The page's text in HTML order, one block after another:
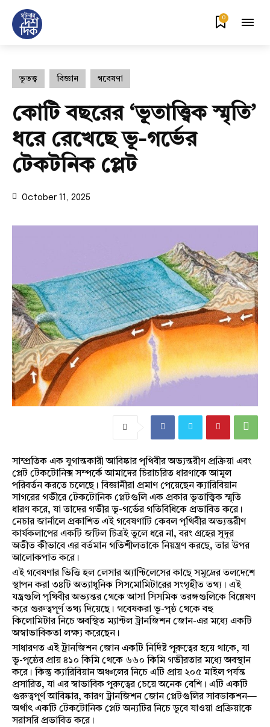
0
ভূতত্ত্ব বিজ্ঞান গবেষণা
কোটি বছরের ‘ভূতাত্ত্বিক স্মৃতি’
ধরে রেখেছে ভূ-গর্ভের
টেকটনিক প্লেট
October 11, 2025
সাম্প্রতিক এক যুগান্তকারী আবিষ্কার পৃথিবীর অভ্যন্তরীণ প্রক্রিয়া এবং
প্লেট টেকটোনিক্স সম্পর্কে আমাদের চিরাচরিত ধারণাকে আমূল
পরিবর্তন করতে চলেছে। বিজ্ঞানীরা প্রমাণ পেয়েছেন ক্যারিবিয়ান
সাগরের গভীরে টেকটোনিক প্লেটগুলি এক প্রকার ভূতাত্ত্বিক স্মৃতি
ধারণ করে, যা তাদের গভীর ভূ-গর্ভের গতিবিধিকে প্রভাবিত করে।
নেচার জার্নালে প্রকাশিত এই গবেষণাটি কেবল পৃথিবীর অভ্যন্তরীণ
কার্যকলাপের একটি জটিল চিত্রই তুলে ধরে না, বরং গ্রহের সুদূর
অতীত কীভাবে এর বর্তমান গতিশীলতাকে নিয়ন্ত্রণ করছে, তার উপর
আলোকপাত করে।
এই গবেষণার ভিত্তি হল লেসার অ্যান্টিলেসের কাছে সমুদ্রের তলদেশে
স্থাপন করা ৩৪টি অত্যাধুনিক সিসমোমিটারের সংগৃহীত তথ্য। এই
যন্ত্রগুলি পৃথিবীর অভ্যন্তর থেকে আসা সিসমিক তরঙ্গগুলিকে বিশ্লেষণ
করে গুরুত্বপূর্ণ তথ্য দিয়েছে। গবেষকরা ভূ-পৃষ্ঠ থেকে বহু
কিলোমিটার নিচে অবস্থিত ম্যান্টল ট্রানজিশন জোন-এর মধ্যে একটি
অস্বাভাবিকতা লক্ষ্য করেছেন।
সাধারণত এই ট্রানজিশন জোন একটি নির্দিষ্ট পুরুত্বের হয়ে থাকে, যা
ভূ-পৃষ্ঠের প্রায় ৪১০ কিমি থেকে ৬৬০ কিমি গভীরতার মধ্যে অবস্থান
করে। কিন্তু ক্যারিবিয়ান অঞ্চলের নিচে এটি প্রায় ২০৫ মাইল পর্যন্ত
প্রসারিত, যা এর স্বাভাবিক পুরুত্বের চেয়ে অনেক বেশি। এটি একটি
গুরুত্বপূর্ণ আবিষ্কার, কারণ ট্রানজিশন জোন প্লেটগুলির সাবডাকশন—
অর্থাৎ একটি টেকটোনিক প্লেট অন্যটির নিচে ডুবে যাওয়া প্রক্রিয়াকে
সরাসরি প্রভাবিত করে।